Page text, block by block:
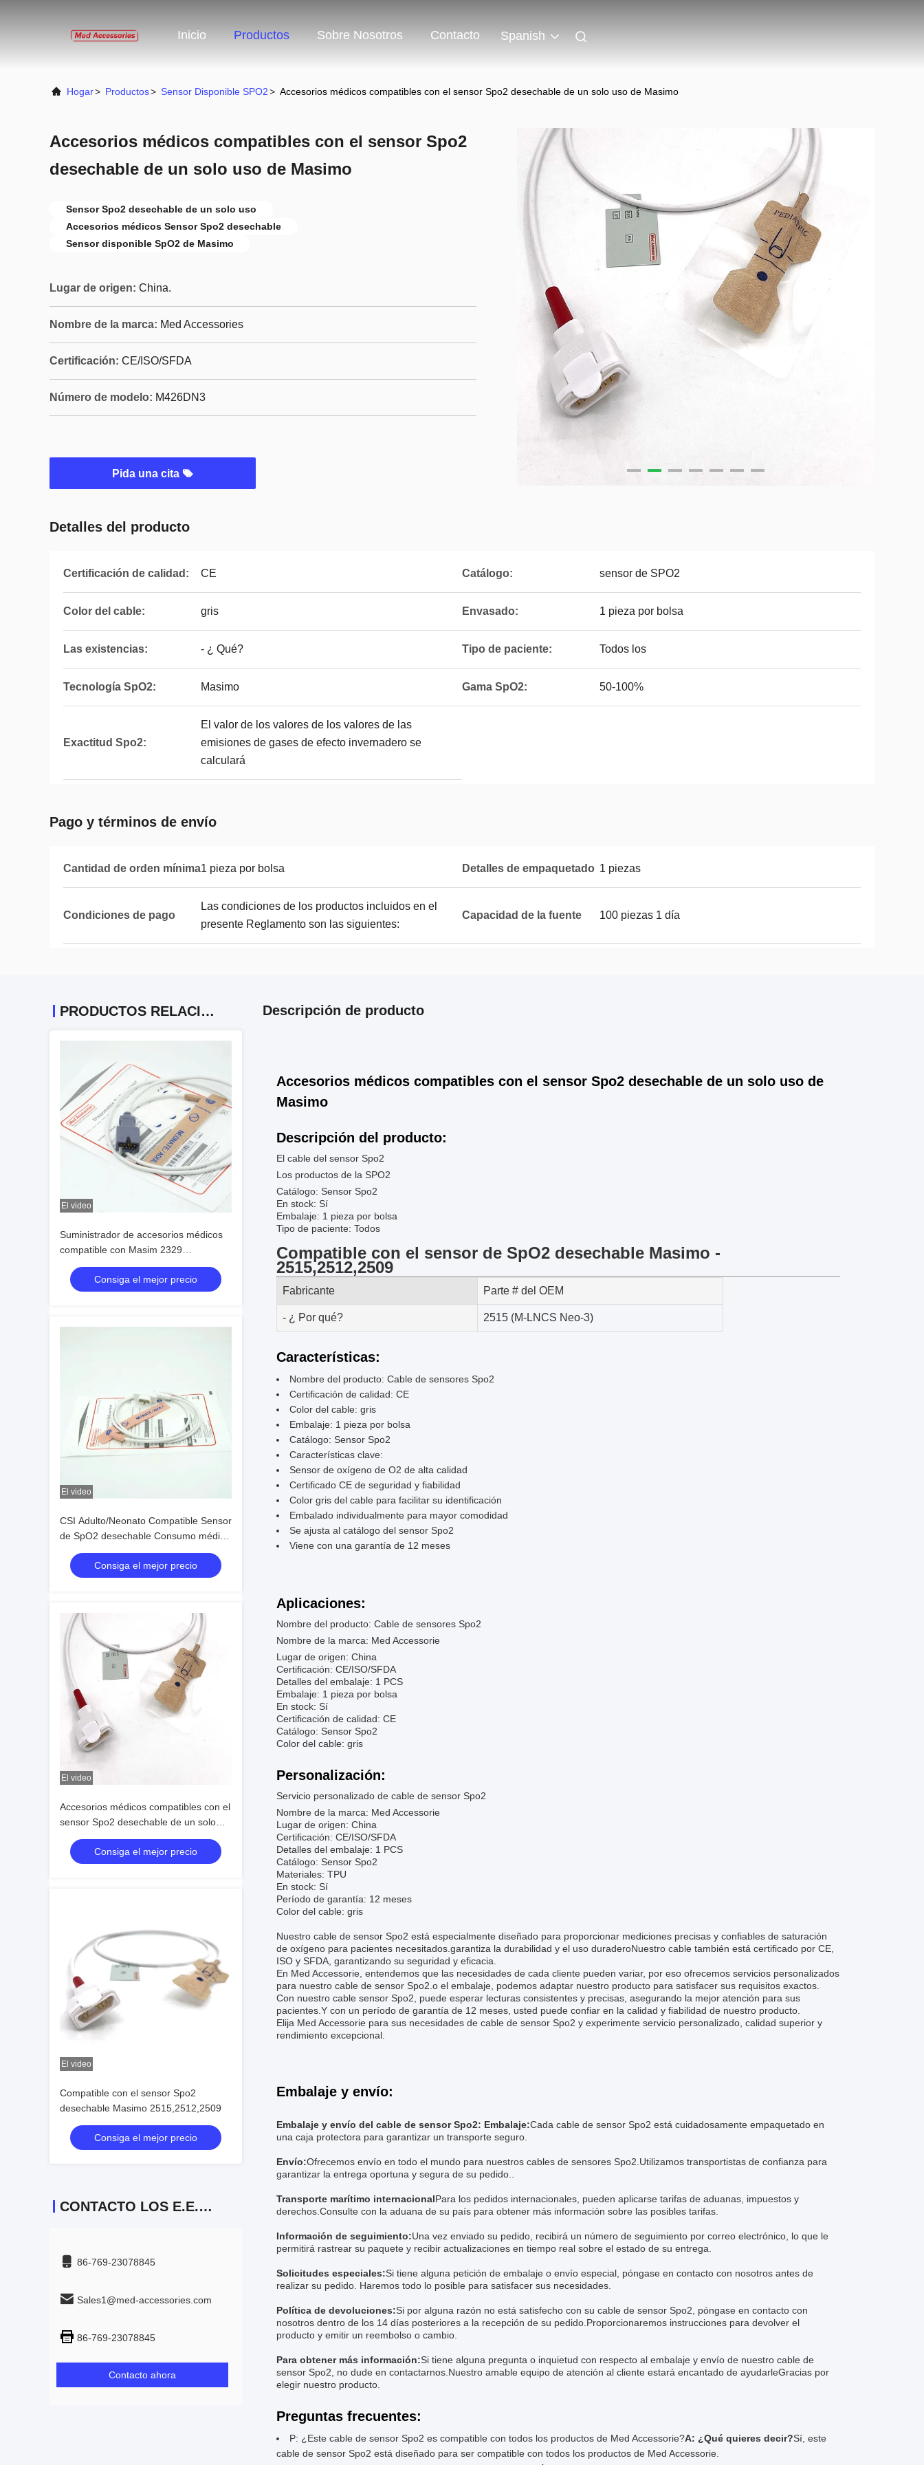
Inicio Productos Sobre Nosotros Contacto Spanish
Hogar> Productos> Sensor Disponible SPO2> Accesorios médicos compatibles con el sensor Spo2 desechable de un solo uso de Masimo
Accesorios médicos compatibles con el sensor Spo2
desechable de un solo uso de Masimo
Sensor Spo2 desechable de un solo uso
Accesorios médicos Sensor Spo2 desechable
Sensor disponible SpO2 de Masimo
Lugar de origen: China.
Nombre de la marca: Med Accessories
Certificación: CE/ISO/SFDA
Número de modelo: M426DN3
Pida una cita
Detalles del producto
Certificación de calidad: CE Catálogo: sensor de SPO2
Color del cable: gris Envasado: 1 pieza por bolsa
Las existencias: - ¿ Qué? Tipo de paciente: Todos los
Tecnología SpO2: Masimo Gama SpO2: 50-100%
Exactitud Spo2:
El valor de los valores de los valores de las
emisiones de gases de efecto invernadero se
calculará
Pago y términos de envío
Cantidad de orden mínima1 pieza por bolsa Detalles de empaquetado 1 piezas
Condiciones de pago
Las condiciones de los productos incluidos en el
presente Reglamento son las siguientes:
Capacidad de la fuente 100 piezas 1 día
PRODUCTOS RELACIONADOS
El video
Suministrador de accesorios médicos
compatible con Masim 2329
Neonato/adulto Sensor SpO2
desechable de 9 pines
Consiga el mejor precio
El video
CSI Adulto/Neonato Compatible Sensor
de SpO2 desechable Consumo médico
crítico
Consiga el mejor precio
El video
Accesorios médicos compatibles con el
sensor Spo2 desechable de un solo
uso de Masimo
Consiga el mejor precio
El video
Compatible con el sensor Spo2
desechable Masimo 2515,2512,2509
Consiga el mejor precio
CONTACTO LOS E.E.U.U.
86-769-23078845
Sales1@med-accessories.com
86-769-23078845
Contacto ahora
Descripción de producto
Accesorios médicos compatibles con el sensor Spo2 desechable de un solo uso de
Masimo
Descripción del producto:
El cable del sensor Spo2
Los productos de la SPO2
Catálogo: Sensor Spo2
En stock: Sí
Embalaje: 1 pieza por bolsa
Tipo de paciente: Todos
Compatible con el sensor de SpO2 desechable Masimo -
2515,2512,2509
Fabricante Parte # del OEM
- ¿ Por qué? 2515 (M-LNCS Neo-3)
Características:
Nombre del producto: Cable de sensores Spo2
Certificación de calidad: CE
Color del cable: gris
Embalaje: 1 pieza por bolsa
Catálogo: Sensor Spo2
Características clave:
Sensor de oxígeno de O2 de alta calidad
Certificado CE de seguridad y fiabilidad
Color gris del cable para facilitar su identificación
Embalado individualmente para mayor comodidad
Se ajusta al catálogo del sensor Spo2
Viene con una garantía de 12 meses
Aplicaciones:
Nombre del producto: Cable de sensores Spo2
Nombre de la marca: Med Accessorie
Lugar de origen: China
Certificación: CE/ISO/SFDA
Detalles del embalaje: 1 PCS
Embalaje: 1 pieza por bolsa
En stock: Sí
Certificación de calidad: CE
Catálogo: Sensor Spo2
Color del cable: gris
Personalización:
Servicio personalizado de cable de sensor Spo2
Nombre de la marca: Med Accessorie
Lugar de origen: China
Certificación: CE/ISO/SFDA
Detalles del embalaje: 1 PCS
Catálogo: Sensor Spo2
Materiales: TPU
En stock: Sí
Período de garantía: 12 meses
Color del cable: gris
Nuestro cable de sensor Spo2 está especialmente diseñado para proporcionar mediciones precisas y confiables de saturación
de oxígeno para pacientes necesitados.garantiza la durabilidad y el uso duraderoNuestro cable también está certificado por CE,
ISO y SFDA, garantizando su seguridad y eficacia.
En Med Accessorie, entendemos que las necesidades de cada cliente pueden variar, por eso ofrecemos servicios personalizados
para nuestro cable de sensor Spo2.o el embalaje, podemos adaptar nuestro producto para satisfacer sus requisitos exactos.
Con nuestro cable sensor Spo2, puede esperar lecturas consistentes y precisas, asegurando la mejor atención para sus
pacientes.Y con un período de garantía de 12 meses, usted puede confiar en la calidad y fiabilidad de nuestro producto.
Elija Med Accessorie para sus necesidades de cable de sensor Spo2 y experimente servicio personalizado, calidad superior y
rendimiento excepcional.
Embalaje y envío:
Embalaje y envío del cable de sensor Spo2: Embalaje:Cada cable de sensor Spo2 está cuidadosamente empaquetado en
una caja protectora para garantizar un transporte seguro.
Envío:Ofrecemos envío en todo el mundo para nuestros cables de sensores Spo2.Utilizamos transportistas de confianza para
garantizar la entrega oportuna y segura de su pedido..
Transporte marítimo internacionalPara los pedidos internacionales, pueden aplicarse tarifas de aduanas, impuestos y
derechos.Consulte con la aduana de su país para obtener más información sobre las posibles tarifas.
Información de seguimiento:Una vez enviado su pedido, recibirá un número de seguimiento por correo electrónico, lo que le
permitirá rastrear su paquete y recibir actualizaciones en tiempo real sobre el estado de su entrega.
Solicitudes especiales:Si tiene alguna petición de embalaje o envío especial, póngase en contacto con nosotros antes de
realizar su pedido. Haremos todo lo posible para satisfacer sus necesidades.
Política de devoluciones:Si por alguna razón no está satisfecho con su cable de sensor Spo2, póngase en contacto con
nosotros dentro de los 14 días posteriores a la recepción de su pedido.Proporcionaremos instrucciones para devolver el
producto y emitir un reembolso o cambio.
Para obtener más información:Si tiene alguna pregunta o inquietud con respecto al embalaje y envío de nuestro cable de
sensor Spo2, no dude en contactarnos.Nuestro amable equipo de atención al cliente estará encantado de ayudarleGracias por
elegir nuestro producto.
Preguntas frecuentes:
P: ¿Este cable de sensor Spo2 es compatible con todos los productos de Med Accessorie?A: ¿Qué quieres decir?Sí, este
cable de sensor Spo2 está diseñado para ser compatible con todos los productos de Med Accessorie.